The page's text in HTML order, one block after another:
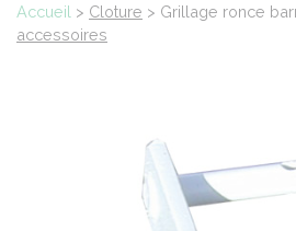
Accueil > Cloture > Grillage ronce
accessoires